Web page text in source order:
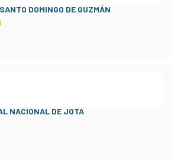
DOMINGO DE GUZMÁN
NACIONAL DE JOTA